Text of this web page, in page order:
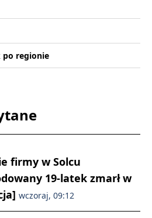
po regionie
firmy w Solcu
19-latek zmarł w
wczoraj, 09:12